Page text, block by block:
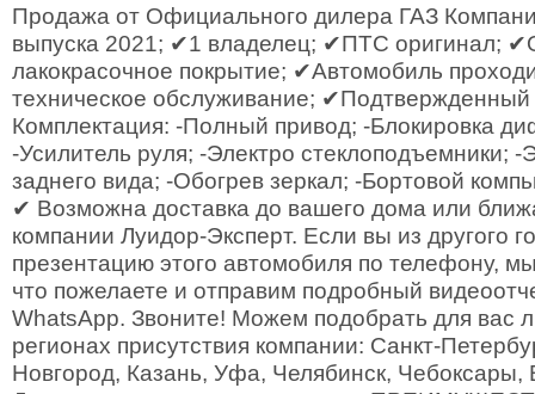
Продажа от Официального дилера ГАЗ
выпуска 2021; ✔1 владелец; ✔ПТС оригинал;
лакокрасочное покрытие; ✔Автомобиль
техническое обслуживание;
Комплектация: -Полный привод; -Блокировка
-Усилитель руля; -Электро стеклоподъемники; -
заднего вида; -Обогрев зеркал; -Бортовой
✔ Возможна доставка до вашего дома или
компании Луидор-Эксперт. Если вы из другого
презентацию этого автомобиля по телефону,
что пожелаете и отправим подробный
WhatsApp. Звоните! Можем подобрать для вас
регионах присутствия компании: Санкт-
Новгород, Казань, Уфа, Челябинск,